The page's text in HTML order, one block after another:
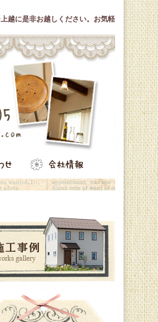
越に是非お越しください。お気軽